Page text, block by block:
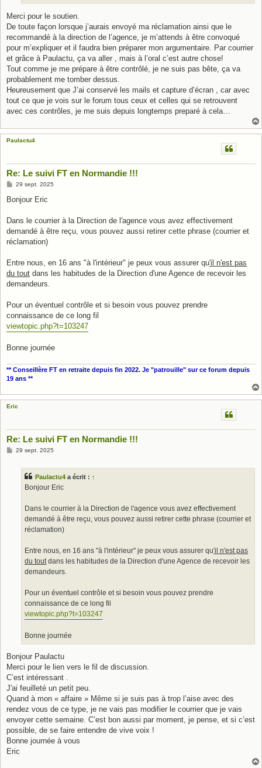
Merci pour le soutien.
De toute façon lorsque j’aurais envoyé ma réclamation ainsi que le
recommandé à la direction de l’agence, je m’attends à être convoqué
pour m’expliquer et il faudra bien préparer mon argumentaire. Par courrier
et grâce à Paulactu, ça va aller , mais à l’oral c’est autre chose!
Tout comme je me prépare à être contrôlé, je ne suis pas bête, ça va
probablement me tomber dessus.
Heureusement que J’ai conservé les mails et capture d’écran , car avec
tout ce que je vois sur le forum tous ceux et celles qui se retrouvent
avec ces contrôles, je me suis depuis longtemps preparé à cela…
Paulactu4
Re: Le suivi FT en Normandie !!!
M
s
g
29 sept. 2025
Bonjour Eric
Dans le courrier à la Direction de l'agence vous avez effectivement
demandé à être reçu, vous pouvez aussi retirer cette phrase (courrier et
réclamation)
Entre nous, en 16 ans "à l'intérieur" je peux vous assurer qu'il n'est pas
du tout dans les habitudes de la Direction d'une Agence de recevoir les
demandeurs.
Pour un éventuel contrôle et si besoin vous pouvez prendre
connaissance de ce long fil
viewtopic.php?t=103247
Bonne journée
** Conseillère FT en retraite depuis fin 2022. Je "patrouille" sur ce forum depuis
19 ans **
Eric
Re: Le suivi FT en Normandie !!!
M29 sept. 2025
Paulactu4 a écrit : ↑
Bonjour Eric
Dans le courrier à la Direction de l'agence vous avez effectivement
demandé à être reçu, vous pouvez aussi retirer cette phrase (courrier et
réclamation)
Entre nous, en 16 ans "à l'intérieur" je peux vous assurer qu'il n'est pas
du tout dans les habitudes de la Direction d'une Agence de recevoir les
demandeurs.
Pour un éventuel contrôle et si besoin vous pouvez prendre
connaissance de ce long fil
viewtopic.php?t=103247
Bonne journée
Bonjour Paulactu
Merci pour le lien vers le fil de discussion.
C’est intéressant .
J'ai feuilleté un petit peu.
Quand à mon « affaire » Même si je suis pas à trop l’aise avec des
rendez vous de ce type, je ne vais pas modifier le courrier que je vais
envoyer cette semaine. C’est bon aussi par moment, je pense, et si c’est
possible, de se faire entendre de vive voix !
Bonne journée à vous
Eric